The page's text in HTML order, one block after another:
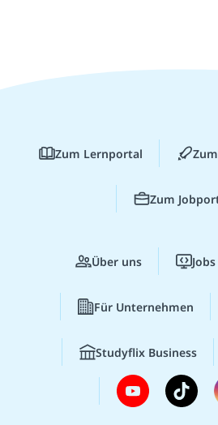
Zum Lernportal
Zum
Über uns
Für Unternehmen
Studyflix Business